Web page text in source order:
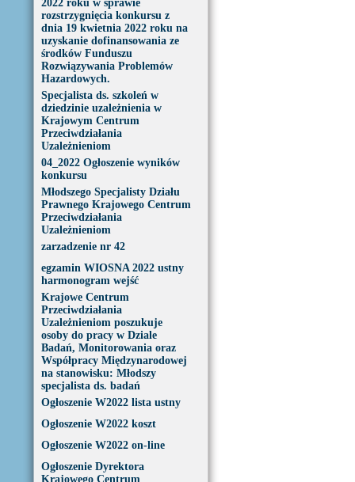
2022 roku w sprawie
rozstrzygnięcia konkursu z
dnia 19 kwietnia 2022 roku na
uzyskanie dofinansowania ze
środków Funduszu
Rozwiązywania Problemów
Hazardowych.
Specjalista ds. szkoleń w
dziedzinie uzależnienia w
Krajowym Centrum
Przeciwdziałania
Uzależnieniom
04_2022 Ogłoszenie wyników
konkursu
Młodszego Specjalisty Działu
Prawnego Krajowego Centrum
Przeciwdziałania
Uzależnieniom
zarzadzenie nr 42
egzamin WIOSNA 2022 ustny
harmonogram wejść
Krajowe Centrum
Przeciwdziałania
Uzależnieniom poszukuje
osoby do pracy w Dziale
Badań, Monitorowania oraz
Współpracy Międzynarodowej
na stanowisku: Młodszy
specjalista ds. badań
Ogłoszenie W2022 lista ustny
Ogłoszenie W2022 koszt
Ogłoszenie W2022 on-line
Ogłoszenie Dyrektora
Krajowego Centrum